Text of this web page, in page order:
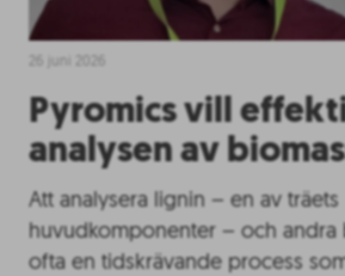
Pyromics vill
analysen av
Att analysera lignin – en av träets
huvudkomponenter – och
ofta en tidskrävande process